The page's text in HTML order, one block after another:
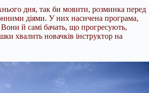
дня, так би мовити, розминка перед
діями. У них насичена програма,
й самі бачать, що прогресують,
хвалить новачків інструктор на